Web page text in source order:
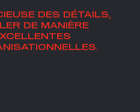
DES DÉTAILS,
DE MANIÈRE